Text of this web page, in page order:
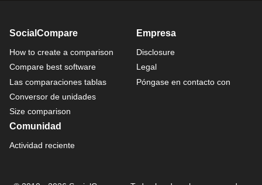
SocialCompare
How to create a comparison
Compare best software
Las comparaciones tablas
Conversor de unidades
Size comparison
Empresa
Disclosure
Legal
Póngase en contacto con
Comunidad
Actividad reciente